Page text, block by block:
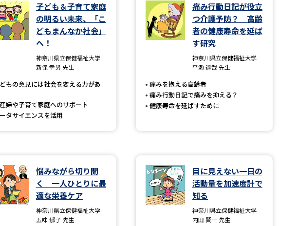
容や特徴を調べる
・学科特集
国際・グローバルに強い大学特集
奨学金・特待生制度特集
学年スタート号特集ページ（高3生用）
特集ページ（高2生用）
ページ
ベント特集
夢ナビライブ
子ども＆子育て家庭
の明るい未来、「こ
どもまんなか社会」
へ！
神奈川県立保健福祉大学
新保 幸男 先生
もの意見には社会を変える力があ
婦や子育て家庭へのサポート
タサイエンスを活用
痛み行動日記が役立
つ介護予防？ 高齢
者の健康寿命を延ば
す研究
神奈川県立保健福祉大学
平瀬 達哉 先生
痛みを抱える高齢者
痛み行動日記で痛みを抑える？
健康寿命を延ばすために
悩みながら切り開
く 一人ひとりに最
適な栄養ケア
神奈川県立保健福祉大学
五味 郁子 先生
目に見えない一日の
活動量を加速度計で
知る
神奈川県立保健福祉大学
内田 賢一 先生